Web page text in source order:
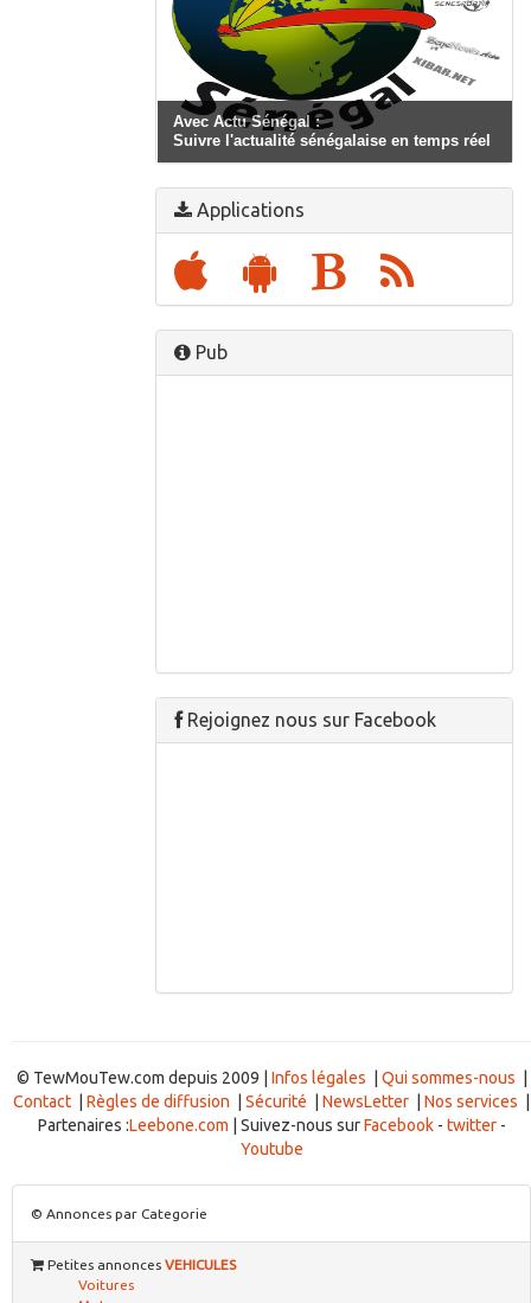
Avec Actu Sénégal :
Suivre l'actualité sénégalaise en temps réel
Applications
Pub
Rejoignez nous sur Facebook
© TewMouTew.com depuis 2009 | Infos légales Qui sommes-nous
Contact
Règles de diffusion Sécurité NewsLetter Nos services
Partenaires :Leebone.com | Suivez-nous surFacebook- twitter-
Youtube
© Annonces par Categorie
Petites annonces VEHICULES
Voitures